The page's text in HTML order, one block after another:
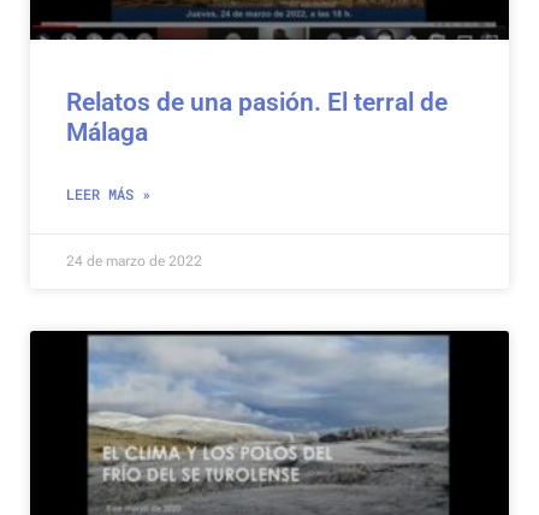
Relatos de una pasión. El terral de
Málaga
LEER MÁS »
24 de marzo de 2022